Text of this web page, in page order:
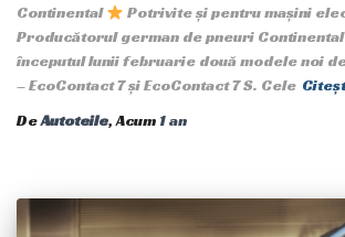
Continental
Potrivite și pentru mașini
Producătorul german de pneuri Continental
începutul lunii februarie două modele noi
– EcoContact 7 și EcoContact 7 S. Cele
DeAutoteile, Acum 1 an